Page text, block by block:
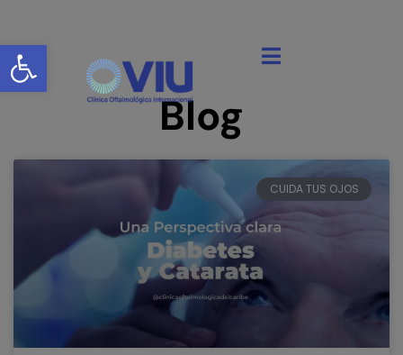
Abrir barra de herramientas
Blog
CUIDA TUS OJOS